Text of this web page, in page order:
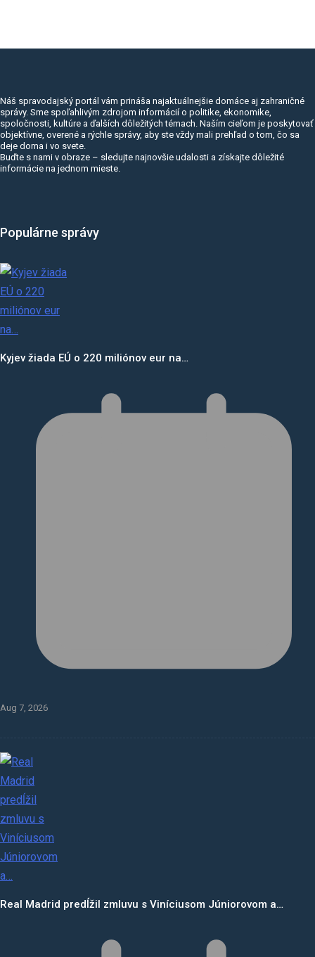
Náš spravodajský portál vám prináša najaktuálnejšie domáce aj zahraničné
správy. Sme spoľahlivým zdrojom informácií o politike, ekonomike,
spoločnosti, kultúre a ďalších dôležitých témach. Naším cieľom je poskytovať
objektívne, overené a rýchle správy, aby ste vždy mali prehľad o tom, čo sa
deje doma i vo svete.
Buďte s nami v obraze – sledujte najnovšie udalosti a získajte dôležité
informácie na jednom mieste.
Populárne správy
Kyjev žiada EÚ o 220 miliónov eur na…
Aug 7, 2026
Real Madrid predĺžil zmluvu s Viníciusom Júniorovom a…